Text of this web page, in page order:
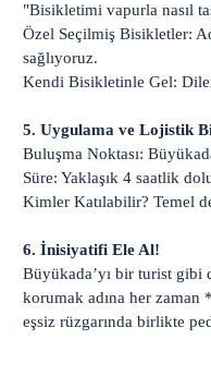
"Bisikletimi vapurla nasıl
Özel Seçilmiş Bisikletler:
sağlıyoruz.
Kendi Bisikletinle Gel:
5. Uygulama ve Lojistik
Buluşma Noktası:
Süre: Yaklaşık 4 saatlik
Kimler Katılabilir? Temel
6. İnisiyatifi Ele Al!
Büyükada’yı bir turist gibi
korumak adına her zaman
eşsiz rüzgarında birlikte